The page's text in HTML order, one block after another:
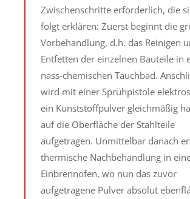
Zwischenschritte erforderlich, die
folgt erklären: Zuerst beginnt die
Vorbehandlung, d.h. das Reinigen
Entfetten der einzelnen Bauteile in
nass-chemischen Tauchbad.
wird mit einer Sprühpistole
ein Kunststoffpulver gleichmäßig
auf die Oberfläche der Stahlteile
aufgetragen. Unmittelbar danach
thermische Nachbehandlung in
Einbrennofen, wo nun das zuvor
aufgetragene Pulver absolut